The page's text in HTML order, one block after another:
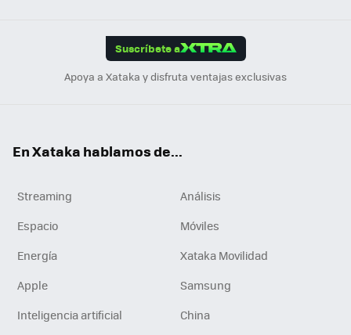
Suscríbete a
Apoya a Xataka y disfruta ventajas exclusivas
En Xataka hablamos de...
Streaming
Análisis
Espacio
Móviles
Energía
Xataka Movilidad
Apple
Samsung
Inteligencia artificial
China